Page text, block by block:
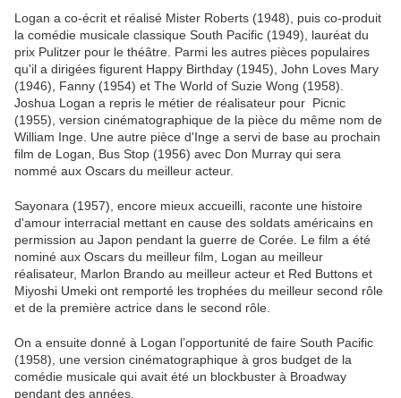
Logan a co-écrit et réalisé Mister Roberts (1948), puis co-produit
la comédie musicale classique South Pacific (1949), lauréat du
prix Pulitzer pour le théâtre. Parmi les autres pièces populaires
qu'il a dirigées figurent Happy Birthday (1945), John Loves Mary
(1946), Fanny (1954) et The World of Suzie Wong (1958).
Joshua Logan a repris le métier de réalisateur pour Picnic
(1955), version cinématographique de la pièce du même nom de
William Inge. Une autre pièce d'Inge a servi de base au prochain
film de Logan, Bus Stop (1956) avec Don Murray qui sera
nommé aux Oscars du meilleur acteur.
Sayonara (1957), encore mieux accueilli, raconte une histoire
d'amour interracial mettant en cause des soldats américains en
permission au Japon pendant la guerre de Corée. Le film a été
nominé aux Oscars du meilleur film, Logan au meilleur
réalisateur, Marlon Brando au meilleur acteur et Red Buttons et
Miyoshi Umeki ont remporté les trophées du meilleur second rôle
et de la première actrice dans le second rôle.
On a ensuite donné à Logan l’opportunité de faire South Pacific
(1958), une version cinématographique à gros budget de la
comédie musicale qui avait été un blockbuster à Broadway
pendant des années.